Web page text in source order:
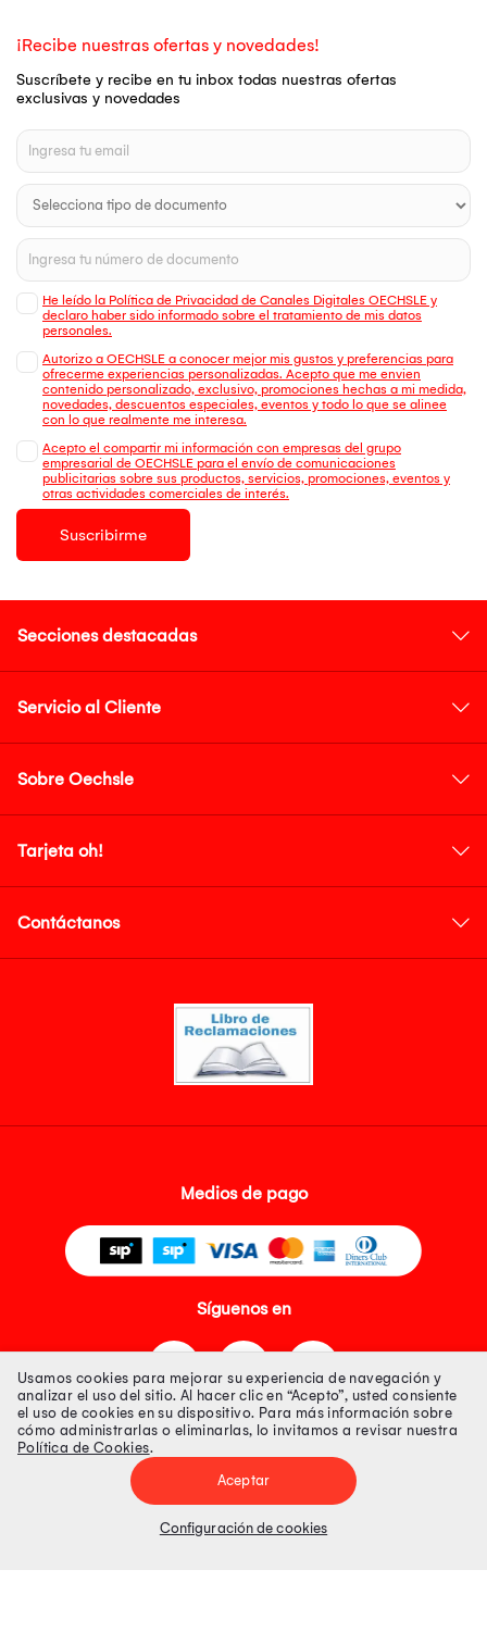
¡Recibe nuestras ofertas y novedades!
Suscríbete y recibe en tu inbox todas nuestras ofertas
exclusivas y novedades
He leído la Política de Privacidad de Canales Digitales OECHSLE y
declaro haber sido informado sobre el tratamiento de mis datos
personales.
Autorizo a OECHSLE a conocer mejor mis gustos y preferencias para
ofrecerme experiencias personalizadas. Acepto que me envien
contenido personalizado, exclusivo, promociones hechas a mi medida,
novedades, descuentos especiales, eventos y todo lo que se alinee
con lo que realmente me interesa.
Acepto el compartir mi información con empresas del grupo
empresarial de OECHSLE para el envío de comunicaciones
publicitarias sobre sus productos, servicios, promociones, eventos y
otras actividades comerciales de interés.
Suscribirme
Secciones destacadas
Servicio al Cliente
Sobre Oechsle
Tarjeta oh!
Contáctanos
Medios de pago
Síguenos en
Tienda 100% Segura
Tiendas Peruanas S.A. R.U.C. Nº 20493020618. Todos los derechos
Precios disponibles solo en www.oechsle.pe. Precios online publicados
Usamos cookies para mejorar su experiencia de navegación y
analizar el uso del sitio. Al hacer clic en “Acepto”, usted consiente
el uso de cookies en su dispositivo. Para más información sobre
cómo administrarlas o eliminarlas, lo invitamos a revisar nuestra
Política de Cookies.
Aceptar
Configuración de cookies